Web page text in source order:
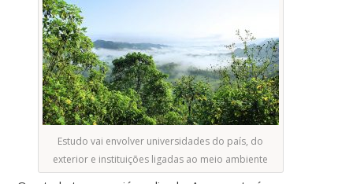
Estudo vai envolver universidades do país, do
exterior e instituições ligadas ao meio ambiente